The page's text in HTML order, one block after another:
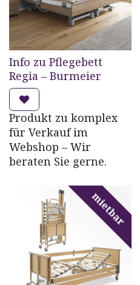
Info zu Pflegebett
Regia – Burmeier
Produkt zu komplex
für Verkauf im
Webshop – Wir
beraten Sie gerne.
mietbar